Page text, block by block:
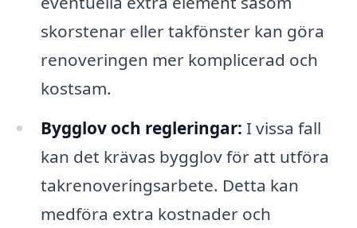
skorstenar eller takfönster kan göra
renoveringen mer komplicerad och
kostsam.
Bygglov och regleringar: I vissa fall
kan det krävas bygglov för att utföra
takrenoveringsarbete. Detta kan
medföra extra kostnader och